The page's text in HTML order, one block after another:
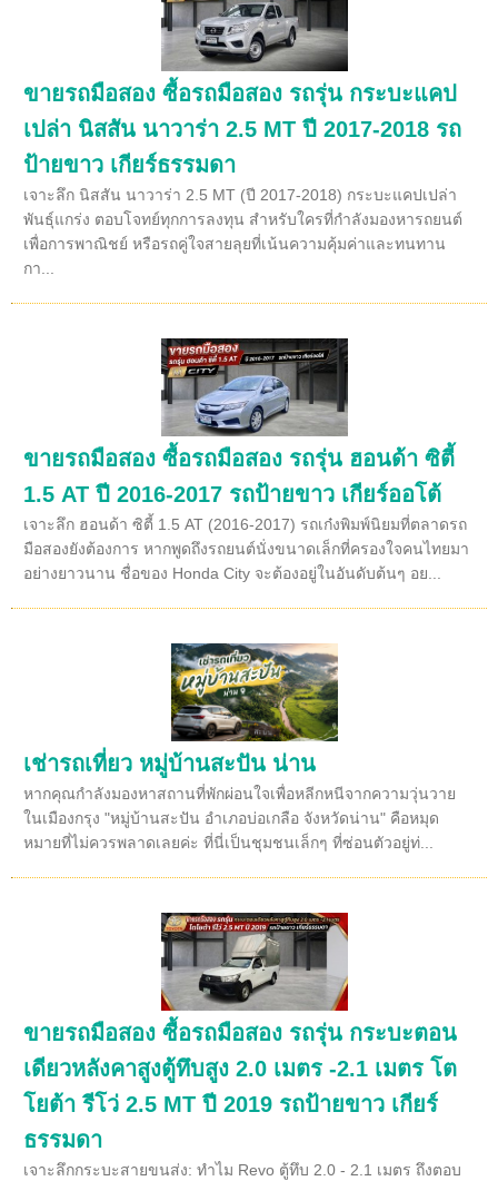
ขายรถมือสอง ซื้อรถมือสอง รถรุ่น กระบะแคป
เปล่า นิสสัน นาวาร่า 2.5 MT ปี 2017-2018 รถ
ป้ายขาว เกียร์ธรรมดา
เจาะลึก นิสสัน นาวาร่า 2.5 MT (ปี 2017-2018) กระบะแคปเปล่า
พันธุ์แกร่ง ตอบโจทย์ทุกการลงทุน สำหรับใครที่กำลังมองหารถยนต์
เพื่อการพาณิชย์ หรือรถคู่ใจสายลุยที่เน้นความคุ้มค่าและทนทาน
กา...
ขายรถมือสอง ซื้อรถมือสอง รถรุ่น ฮอนด้า ซิตี้
1.5 AT ปี 2016-2017 รถป้ายขาว เกียร์ออโต้
เจาะลึก ฮอนด้า ซิตี้ 1.5 AT (2016-2017) รถเก๋งพิมพ์นิยมที่ตลาดรถ
มือสองยังต้องการ หากพูดถึงรถยนต์นั่งขนาดเล็กที่ครองใจคนไทยมา
อย่างยาวนาน ชื่อของ Honda City จะต้องอยู่ในอันดับต้นๆ อย...
เช่ารถเที่ยว หมู่บ้านสะปัน น่าน
หากคุณกำลังมองหาสถานที่พักผ่อนใจเพื่อหลีกหนีจากความวุ่นวาย
ในเมืองกรุง "หมู่บ้านสะปัน อำเภอบ่อเกลือ จังหวัดน่าน" คือหมุด
หมายที่ไม่ควรพลาดเลยค่ะ ที่นี่เป็นชุมชนเล็กๆ ที่ซ่อนตัวอยู่ท่...
ขายรถมือสอง ซื้อรถมือสอง รถรุ่น กระบะตอน
เดียวหลังคาสูงตู้ทึบสูง 2.0 เมตร -2.1 เมตร โต
โยต้า รีโว่ 2.5 MT ปี 2019 รถป้ายขาว เกียร์
ธรรมดา
เจาะลึกกระบะสายขนส่ง: ทำไม Revo ตู้ทึบ 2.0 - 2.1 เมตร ถึงตอบ